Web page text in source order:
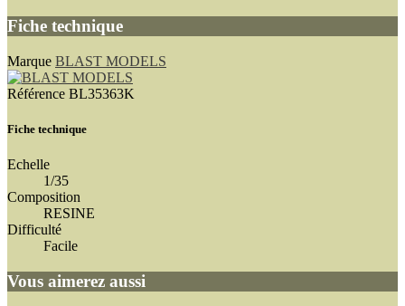
Fiche technique
Marque BLAST MODELS
Référence BL35363K
Fiche technique
Echelle
1/35
Composition
RESINE
Difficulté
Facile
Vous aimerez aussi